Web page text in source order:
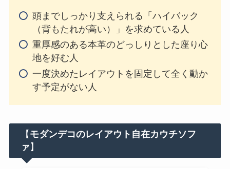
頭までしっかり支えられる「ハイバック
（背もたれが高い）」を求めている人
重厚感のある本革のどっしりとした座り心
地を好む人
一度決めたレイアウトを固定して全く動か
す予定がない人
【 モダンデコのレイアウト自在カウチソフ
ァ 】